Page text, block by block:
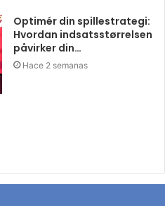
Optimér din spillestrategi:
Hvordan indsatsstørrelsen
påvirker din…
Hace 2 semanas